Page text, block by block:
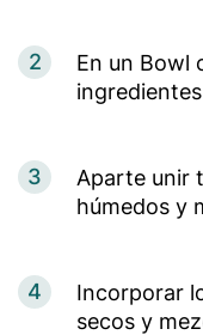
2
En un Bowl
3
Aparte unir
húmedos y
4
Incorporar
secos y